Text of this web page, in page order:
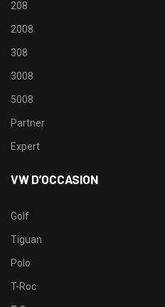
208
2008
308
3008
5008
Partner
Expert
VW D’OCCASION
Golf
Tiguan
Polo
T-Roc